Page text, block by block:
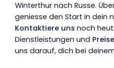
Winterthur nach Russe.
geniesse den Start in dein
Kontaktiere uns noch
Dienstleistungen und Preise
uns darauf, dich bei